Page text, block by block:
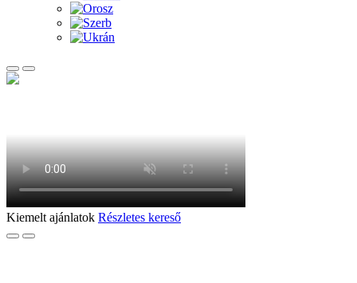
Kiemelt ajánlatok Részletes kereső